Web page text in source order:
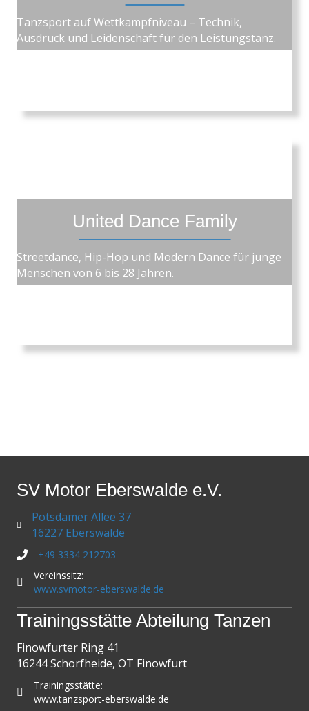
Tanzsport auf Wettkampfniveau – Technik,
Ausdruck und Leidenschaft für den Leistungstanz.
United Dance Family
Streetdance, Hip-Hop und Modern Dance für junge
Menschen von 6 bis 28 Jahren.
SV Motor Eberswalde e.V.
Potsdamer Allee 37
16227 Eberswalde
+49 3334 212703
Vereinssitz:
www.svmotor-eberswalde.de
Trainingsstätte Abteilung Tanzen
Finowfurter Ring 41
16244 Schorfheide, OT Finowfurt
Trainingsstätte:
www.tanzsport-eberswalde.de